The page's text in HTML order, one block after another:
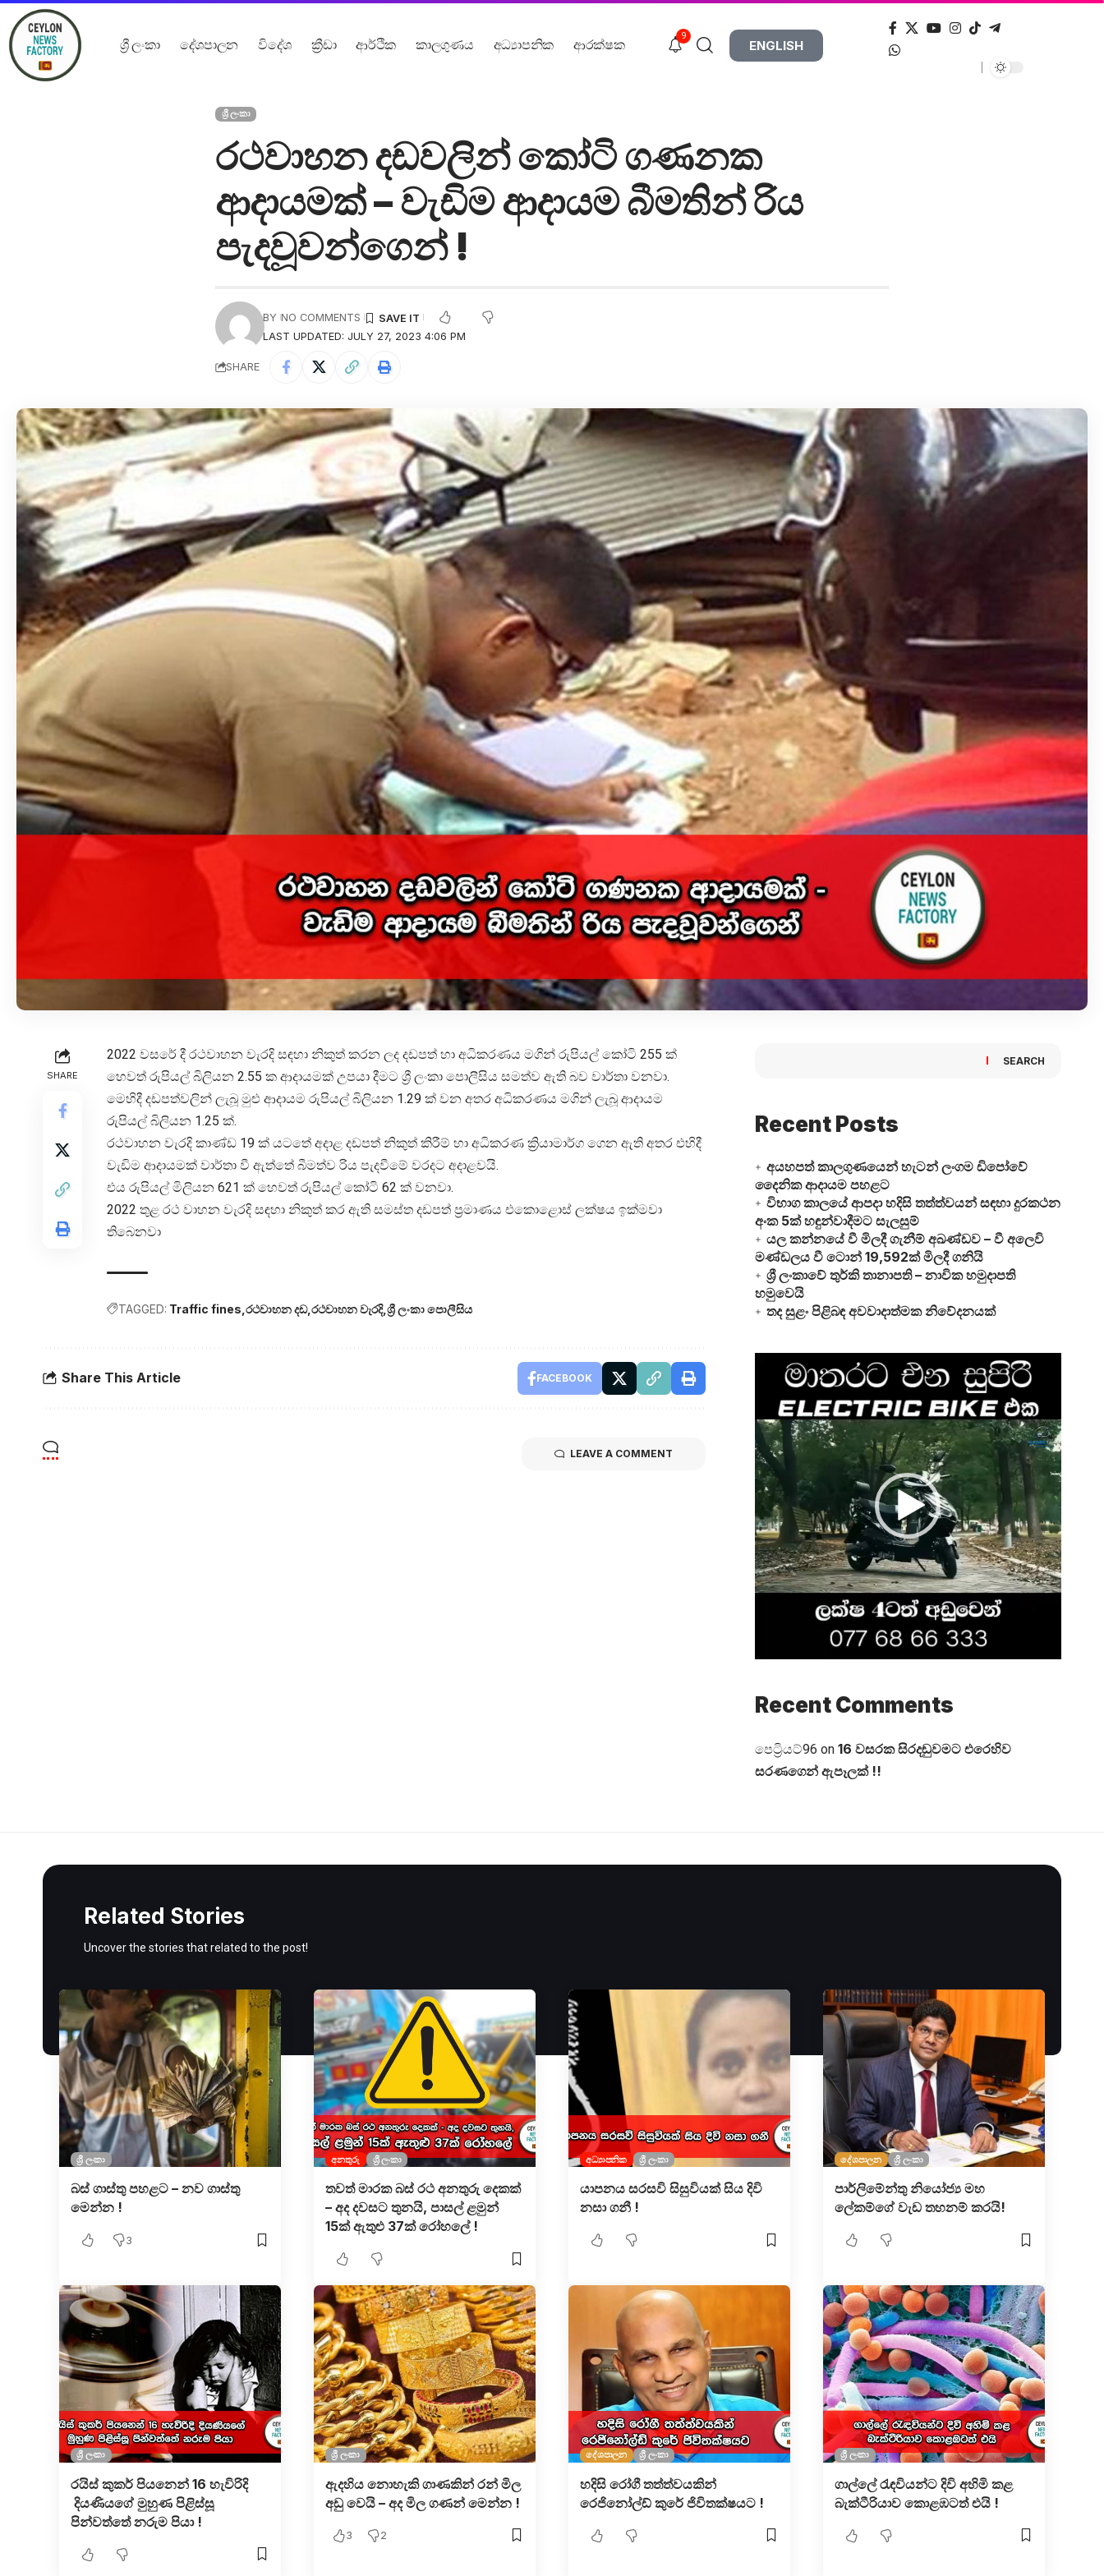
ශ්‍රී ලංකා දේශපාලන විදේශ ක්‍රීඩා ආර්ථික කාලගුණය අධ්‍යාපනික ආරක්ෂක
9
ENGLISH
ශ්‍රී ලංකා
රථවාහන දඩවලින් කෝටි ගණනක
ආදායමක් – වැඩිම ආදායම බීමතින් රිය
පැදවූවන්ගෙන් !
LAST UPDATED: JULY 27, 2023 4:06 PM
BY NO COMMENTS
SHARE
SHARE
2022 වසරේ දී රථවාහන වැරදි සඳහා නිකුත් කරන ලද දඩපත් හා අධිකරණය මගින් රුපියල් කෝටි 255 ක්
හෙවත් රුපියල් බිලියන 2.55 ක ආදායමක් උපයා දීමට ශ්‍රී ලංකා පොලීසිය සමත්ව ඇති බව වාර්තා වනවා.
මෙහිදී දඩපත්වලින් ලැබූ මුළු ආදායම රුපියල් බිලියන 1.29 ක් වන අතර අධිකරණය මගින් ලැබූ ආදායම
රුපියල් බිලියන 1.25 ක්.
රථවාහන වැරදි කාණ්ඩ 19 ක් යටතේ අදාළ දඩපත් නිකුත් කිරීම් හා අධිකරණ ක්‍රියාමාර්ග ගෙන ඇති අතර එහිදී
වැඩිම ආදායමක් වාර්තා වී ඇත්තේ බීමත්ව රිය පැදවීමේ වරදට අදාළවයි.
එය රුපියල් මිලියන 621 ක් හෙවත් රුපියල් කෝටි 62 ක් වනවා.
2022 තුළ රථ වාහන වැරදි සඳහා නිකුත් කර ඇති සමස්ත දඩපත් ප්‍රමාණය එකොළොස් ලක්ෂය ඉක්මවා
තිබෙනවා
TAGGED: Traffic fines රථවාහන දඩ රථවාහන වැරදි ශ්‍රී ලංකා පොලීසිය
Share This Article FACEBOOK
LEAVE A COMMENT
SEARCH
Recent Posts
අයහපත් කාලගුණයෙන් හැටන් ලංගම ඩිපෝවේ
දෛනික ආදායම පහළට
විභාග කාලයේ ආපදා හදිසි තත්ත්වයන් සඳහා දුරකථන
අංක 5ක් හඳුන්වාදීමට සැලසුම්
යල කන්නයේ වී මිලදී ගැනීම් අඛණ්ඩව – වී අලෙවි
මණ්ඩලය වී ටොන් 19,592ක් මිලදී ගනියි
ශ්‍රී ලංකාවේ තුර්කි තානාපති – නාවික හමුදාපති
හමුවෙයි
තද සුළං පිළිබඳ අවවාදාත්මක නිවේදනයක්
Video
Player
Recent Comments
පෙට්‍රියට්96 on 16 වසරක සිරදඬුවමට එරෙහිව
සරණගෙන් ඇපෑලක් !!
Related Stories
Uncover the stories that related to the post!
ශ්‍රී ලංකා
බස් ගාස්තු පහළට – නව ගාස්තු
මෙන්න !
3
අනතුරු ශ්‍රී ලංකා
තවත් මාරක බස් රථ අනතුරු දෙකක්
– අද දවසට තුනයි, පාසල් ළමුන්
15ක් ඇතුළු 37ක් රෝහලේ !
අධ්‍යාපනික ශ්‍රී ලංකා
යාපනය සරසවි සිසුවියක් සිය දිවි
නසා ගනී !
දේශපාලන ශ්‍රී ලංකා
පාර්ලිමේන්තු නියෝජ්‍ය මහ
ලේකම්ගේ වැඩ තහනම් කරයි!
ශ්‍රී ලංකා
රයිස් කුකර් පියනෙන් 16 හැවිරිදි
දියණියගේ මුහුණ පිළිස්සූ
පින්වත්තේ නරුම පියා !
ශ්‍රී ලංකා
ඇදහිය නොහැකි ගාණකින් රන් මිල
අඩු වෙයි – අද මිල ගණන් මෙන්න !
3 2
දේශපාලන ශ්‍රී ලංකා
හදිසි රෝගී තත්ත්වයකින්
රෙජිනෝල්ඩ් කුරේ ජිවිතක්ෂයට !
ශ්‍රී ලංකා
ගාල්ලේ රැඳවියන්ට දිවි අහිමි කළ
බැක්ටීරියාව කොළඹටත් එයි !